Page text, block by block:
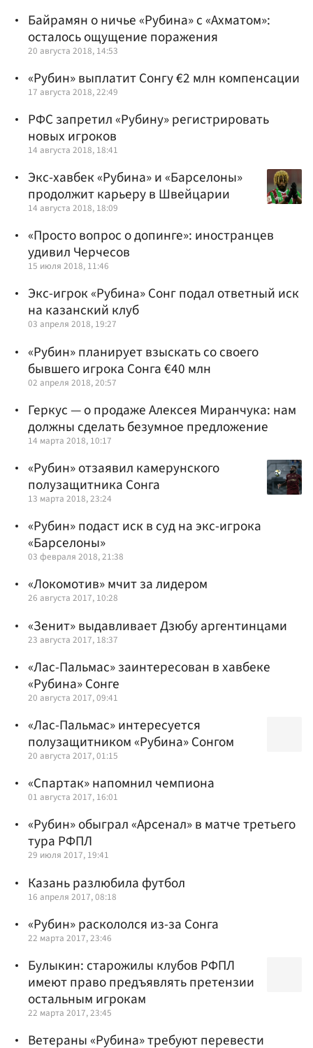
Байрамян о ничье «Рубина» с «Ахматом»:
осталось ощущение поражения
20 августа 2018, 14:53
«Рубин» выплатит Сонгу €2 млн компенсации
17 августа 2018, 22:49
РФС запретил «Рубину» регистрировать
новых игроков
14 августа 2018, 18:41
Экс-хавбек «Рубина» и «Барселоны»
продолжит карьеру в Швейцарии
14 августа 2018, 18:09
«Просто вопрос о допинге»: иностранцев
удивил Черчесов
15 июля 2018, 11:46
Экс-игрок «Рубина» Сонг подал ответный иск
на казанский клуб
03 апреля 2018, 19:27
«Рубин» планирует взыскать со своего
бывшего игрока Сонга €40 млн
02 апреля 2018, 20:57
Геркус — о продаже Алексея Миранчука: нам
должны сделать безумное предложение
14 марта 2018, 10:17
«Рубин» отзаявил камерунского
полузащитника Сонга
13 марта 2018, 23:24
«Рубин» подаст иск в суд на экс-игрока
«Барселоны»
03 февраля 2018, 21:38
«Локомотив» мчит за лидером
26 августа 2017, 10:28
«Зенит» выдавливает Дзюбу аргентинцами
23 августа 2017, 18:37
«Лас-Пальмас» заинтересован в хавбеке
«Рубина» Сонге
20 августа 2017, 09:41
«Лас-Пальмас» интересуется
полузащитником «Рубина» Сонгом
20 августа 2017, 01:15
«Спартак» напомнил чемпиона
01 августа 2017, 16:01
«Рубин» обыграл «Арсенал» в матче третьего
тура РФПЛ
29 июля 2017, 19:41
Казань разлюбила футбол
16 апреля 2017, 08:18
«Рубин» раскололся из-за Сонга
22 марта 2017, 23:46
Булыкин: старожилы клубов РФПЛ
имеют право предъявлять претензии
остальным игрокам
22 марта 2017, 23:45
Ветераны «Рубина» требуют перевести